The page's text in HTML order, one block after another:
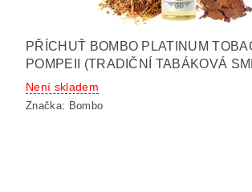
PŘÍCHUŤ BOMBO PLATINUM
POMPEII (TRADIČNÍ TABÁKOVÁ
Není skladem
Značka: Bombo